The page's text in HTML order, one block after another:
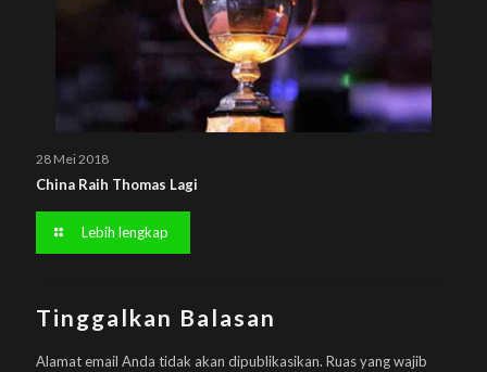
28 Mei 2018
China Raih Thomas Lagi
Lebih lengkap
Tinggalkan Balasan
Alamat email Anda tidak akan dipublikasikan. Ruas yang wajib